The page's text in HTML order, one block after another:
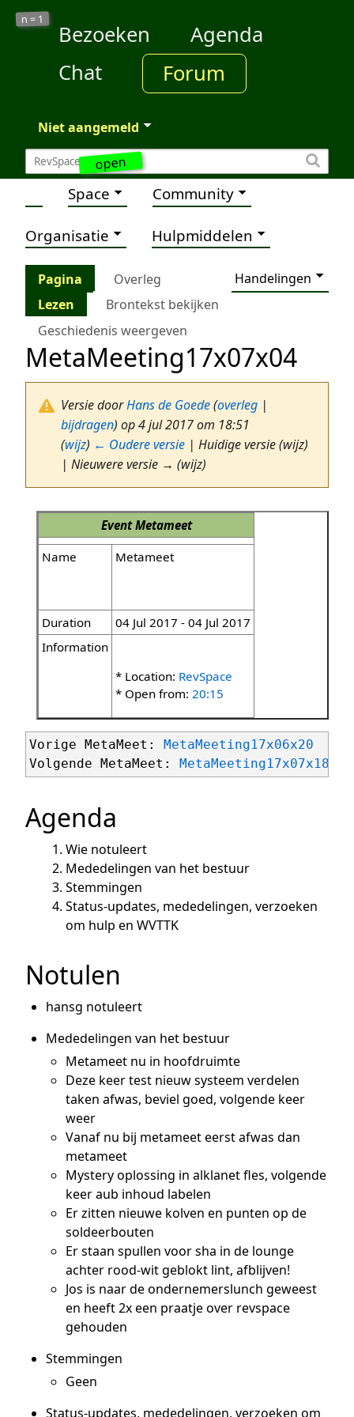
open
n = 1
Bezoeken
Agenda
Chat
Forum
Niet aangemeld
Space Community
Organisatie Hulpmiddelen
Pagina Overleg
Handelingen
Lezen
Brontekst bekijken
Geschiedenis weergeven
MetaMeeting17x07x04
Versie doorHans de Goede(overleg |
bijdragen) op 4 jul 2017 om 18:51
(wijz) ← Oudere versie | Huidige versie (wijz)
| Nieuwere versie → (wijz)
EventMetameet
Name
Metameet
Duration
04 Jul 2017 - 04 Jul 2017
Information
* Location: RevSpace
* Open from: 20:15
Vorige MetaMeet:
MetaMeeting17x06x20
Volgende MetaMeet:
MetaMeeting17x07x18
Agenda
Wie notuleert
Mededelingen van het bestuur
Stemmingen
Status-updates, mededelingen, verzoeken
om hulp en WVTTK
Notulen
hansg notuleert
Mededelingen van het bestuur
Metameet nu in hoofdruimte
Deze keer test nieuw systeem verdelen
taken afwas, beviel goed, volgende keer
weer
Vanaf nu bij metameet eerst afwas dan
metameet
Mystery oplossing in alklanet fles, volgende
keer aub inhoud labelen
Er zitten nieuwe kolven en punten op de
soldeerbouten
Er staan spullen voor sha in de lounge
achter rood-wit geblokt lint, afblijven!
Jos is naar de ondernemerslunch geweest
en heeft 2x een praatje over revspace
gehouden
Stemmingen
Geen
Status-updates, mededelingen, verzoeken om